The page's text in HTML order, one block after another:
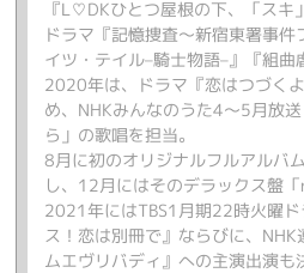
『L♡DKひとつ屋根の下、「スキ
ドラマ『記憶捜査～新宿東署事
イツ・テイル–騎士物語–』『組曲
2020年は、ドラマ『恋はつづく
め、NHKみんなのうた4～5月放
ら」の歌唱を担当。
8月に初のオリジナルフルアルバ
し、12月にはそのデラックス盤
2021年にはTBS1月期22時火曜
ス！恋は別冊で』ならびに、
ムエヴリバディ』への主演出演も